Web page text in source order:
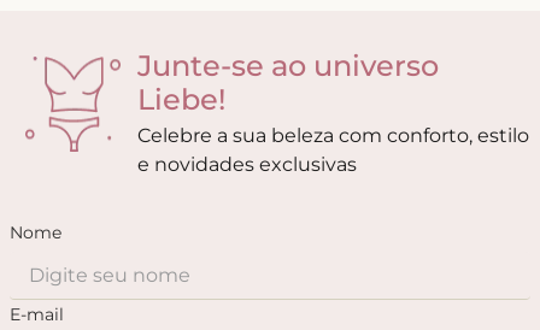
Junte-se ao universo
Liebe!
Celebre a sua beleza com conforto, estilo
e novidades exclusivas
Nome
E-mail